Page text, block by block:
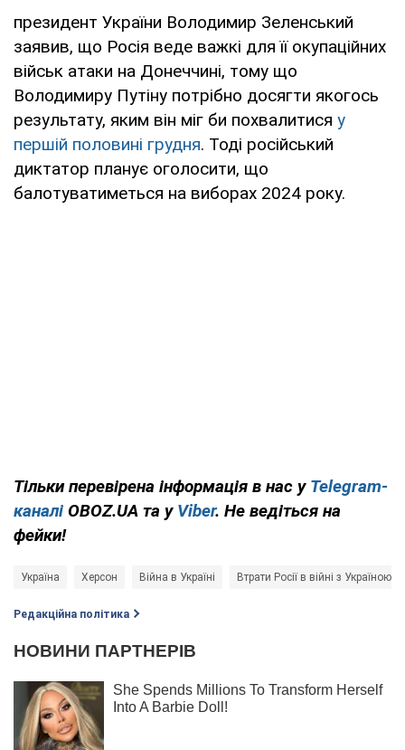
президент України Володимир Зеленський
заявив, що Росія веде важкі для її окупаційних
військ атаки на Донеччині, тому що
Володимиру Путіну потрібно досягти якогось
результату, яким він міг би похвалитися у
першій половині грудня. Тоді російський
диктатор планує оголосити, що
балотуватиметься на виборах 2024 року.
Тільки перевірена інформація в нас у Telegram-
каналі OBOZ.UA та у Viber. Не ведіться на
фейки!
Україна Херсон Війна в Україні Втрати Росії в війні з Україною
Редакційна політика